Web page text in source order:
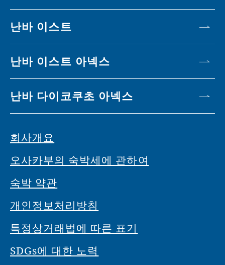
난바 이스트
난바 이스트 아넥스
난바 다이코쿠초 아넥스
회사개요
오사카부의 숙박세에 관하여
숙박 약관
개인정보처리방침
특정상거래법에 따른 표기
SDGs에 대한 노력